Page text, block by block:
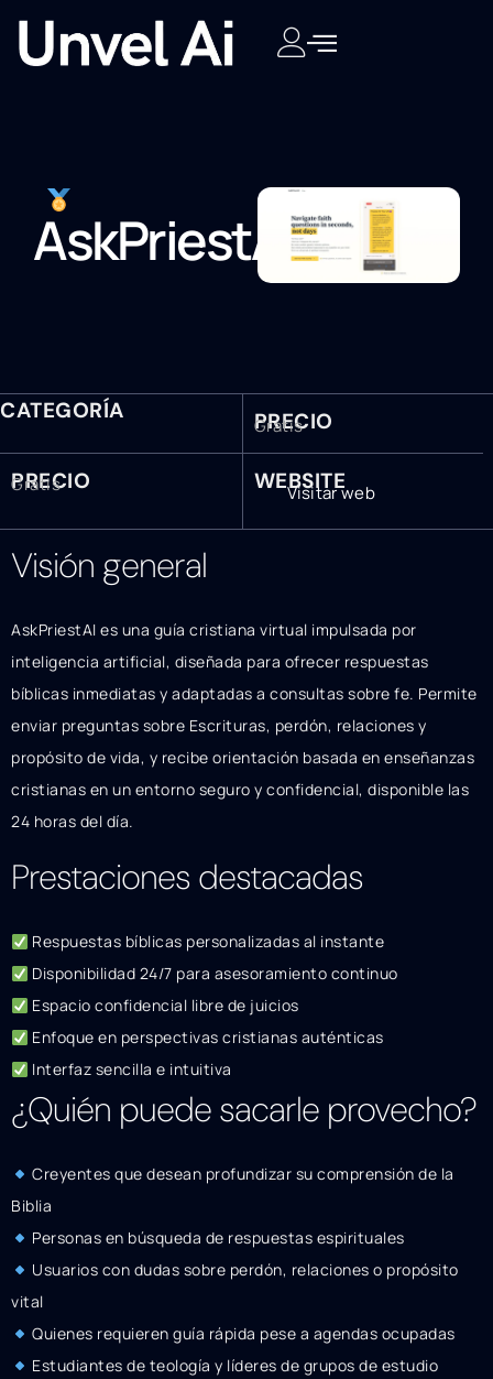
AskPriestAI
CATEGORÍA PRECIO
Gratis
PRECIO
Gratis WEBSITE
Visitar web
Visión general
AskPriestAI es una guía cristiana virtual impulsada por
inteligencia artificial, diseñada para ofrecer respuestas
bíblicas inmediatas y adaptadas a consultas sobre fe. Permite
enviar preguntas sobre Escrituras, perdón, relaciones y
propósito de vida, y recibe orientación basada en enseñanzas
cristianas en un entorno seguro y confidencial, disponible las
24 horas del día.
Prestaciones destacadas
Respuestas bíblicas personalizadas al instante
Disponibilidad 24/7 para asesoramiento continuo
Espacio confidencial libre de juicios
Enfoque en perspectivas cristianas auténticas
Interfaz sencilla e intuitiva
¿Quién puede sacarle provecho?
Creyentes que desean profundizar su comprensión de la
Biblia
Personas en búsqueda de respuestas espirituales
Usuarios con dudas sobre perdón, relaciones o propósito
vital
Quienes requieren guía rápida pese a agendas ocupadas
Estudiantes de teología y líderes de grupos de estudio